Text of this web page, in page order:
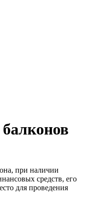
при наличии
средств, его
для проведения